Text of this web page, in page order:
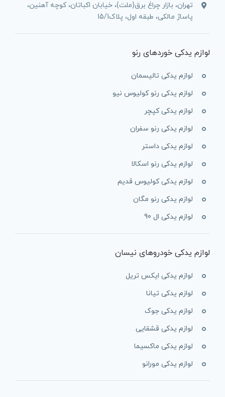
تهران، بازار چراغ برق(ملت)، خیابان اکباتان، کوچه آهنین،
پاساژ مالکی، طبقه اول، پلاک15/1
لوازم یدکی خوردهای رنو
لوازم یدکی تالیسمان
لوازم یدکی رنو کولیوس نیو
لوازم یدکی کپچر
لوازم یدکی رنو سفران
لوازم یدکی داستر
لوازم یدکی رنو اسکالا
لوازم یدکی کولیوس قدیم
لوازم یدکی رنو مگان
لوازم یدکی ال 90
لوازم یدکی خودروهای نیسان
لوازم یدکی ایکس تریل
لوازم یدکی تیانا
لوازم یدکی جوک
لوازم یدکی قشقایی
لوازم یدکی ماکسیما
لوازم یدکی مورانو